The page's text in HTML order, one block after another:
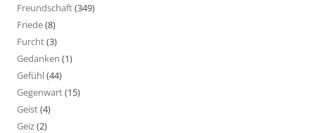
Freundschaft(349)
Friede(8)
Furcht(3)
Gedanken (1)
Gefühl(44)
Gegenwart(15)
Geist(4)
Geiz(2)